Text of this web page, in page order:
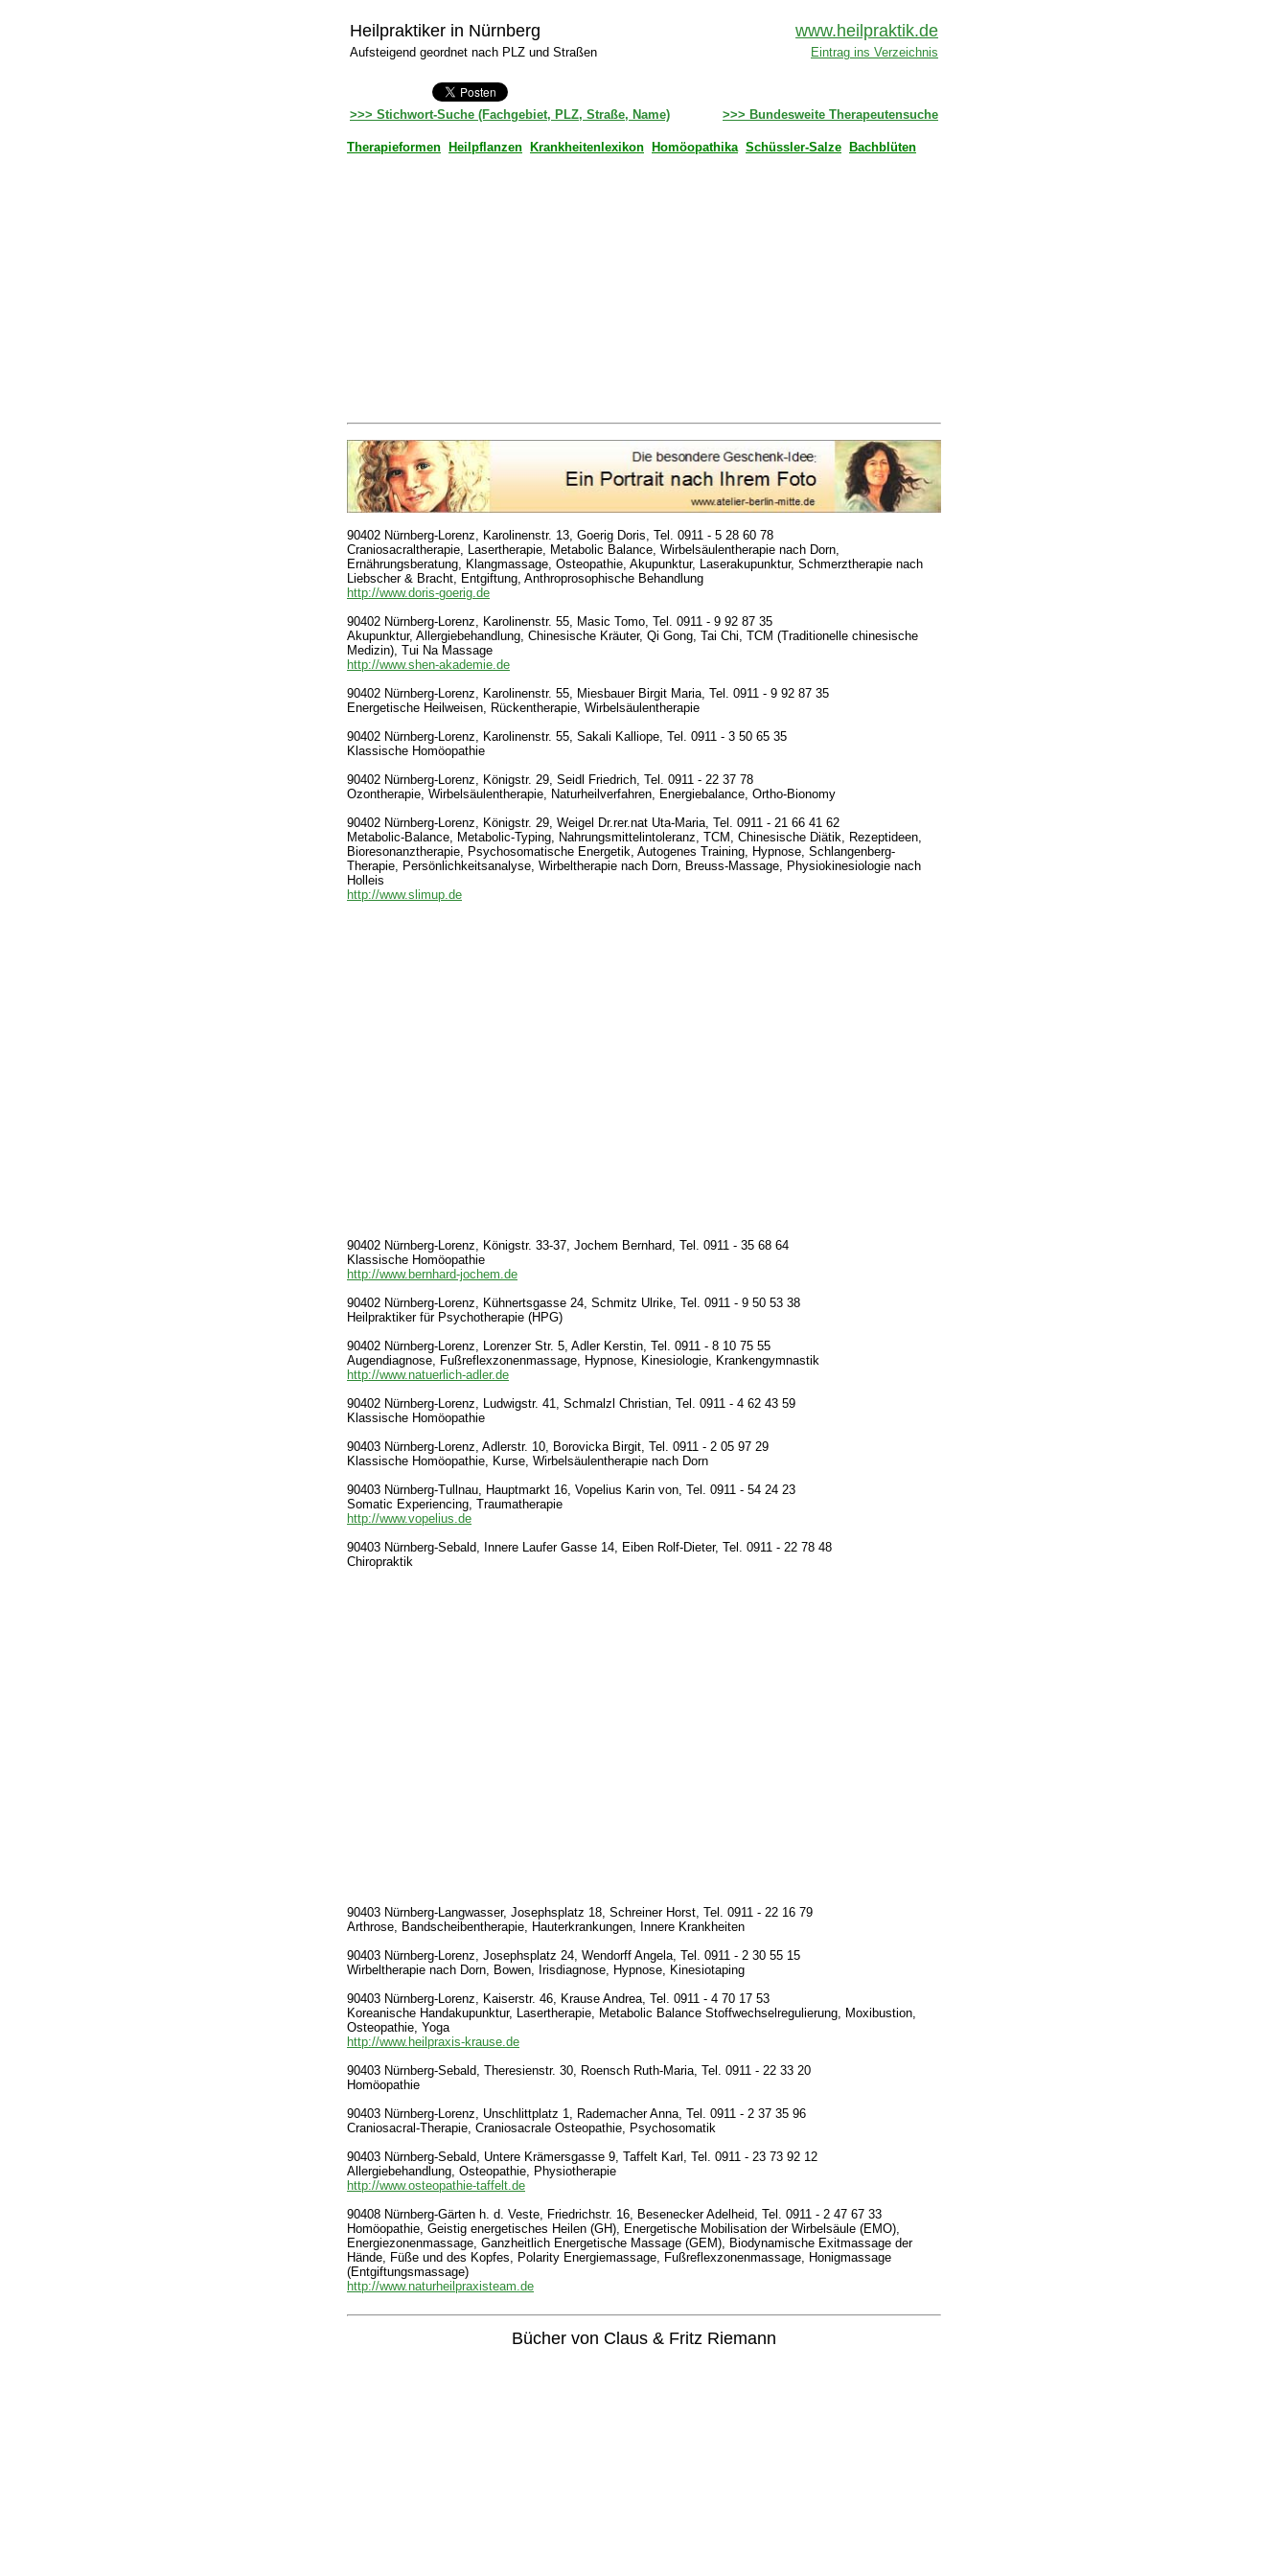
Heilpraktiker in Nürnberg www.heilpraktik.de
Aufsteigend geordnet nach PLZ und Straßen Eintrag ins Verzeichnis
>>> Stichwort-Suche (Fachgebiet, PLZ, Straße, Name) >>> Bundesweite Therapeutensuche
Therapieformen Heilpflanzen Krankheitenlexikon Homöopathika Schüssler-Salze Bachblüten
90402 Nürnberg-Lorenz, Karolinenstr. 13, Goerig Doris, Tel. 0911 - 5 28 60 78
Craniosacraltherapie, Lasertherapie, Metabolic Balance, Wirbelsäulentherapie nach Dorn,
Ernährungsberatung, Klangmassage, Osteopathie, Akupunktur, Laserakupunktur, Schmerztherapie nach
Liebscher & Bracht, Entgiftung, Anthroprosophische Behandlung
http://www.doris-goerig.de
90402 Nürnberg-Lorenz, Karolinenstr. 55, Masic Tomo, Tel. 0911 - 9 92 87 35
Akupunktur, Allergiebehandlung, Chinesische Kräuter, Qi Gong, Tai Chi, TCM (Traditionelle chinesische
Medizin), Tui Na Massage
http://www.shen-akademie.de
90402 Nürnberg-Lorenz, Karolinenstr. 55, Miesbauer Birgit Maria, Tel. 0911 - 9 92 87 35
Energetische Heilweisen, Rückentherapie, Wirbelsäulentherapie
90402 Nürnberg-Lorenz, Karolinenstr. 55, Sakali Kalliope, Tel. 0911 - 3 50 65 35
Klassische Homöopathie
90402 Nürnberg-Lorenz, Königstr. 29, Seidl Friedrich, Tel. 0911 - 22 37 78
Ozontherapie, Wirbelsäulentherapie, Naturheilverfahren, Energiebalance, Ortho-Bionomy
90402 Nürnberg-Lorenz, Königstr. 29, Weigel Dr.rer.nat Uta-Maria, Tel. 0911 - 21 66 41 62
Metabolic-Balance, Metabolic-Typing, Nahrungsmittelintoleranz, TCM, Chinesische Diätik, Rezeptideen,
Bioresonanztherapie, Psychosomatische Energetik, Autogenes Training, Hypnose, Schlangenberg-
Therapie, Persönlichkeitsanalyse, Wirbeltherapie nach Dorn, Breuss-Massage, Physiokinesiologie nach
Holleis
http://www.slimup.de
90402 Nürnberg-Lorenz, Königstr. 33-37, Jochem Bernhard, Tel. 0911 - 35 68 64
Klassische Homöopathie
http://www.bernhard-jochem.de
90402 Nürnberg-Lorenz, Kühnertsgasse 24, Schmitz Ulrike, Tel. 0911 - 9 50 53 38
Heilpraktiker für Psychotherapie (HPG)
90402 Nürnberg-Lorenz, Lorenzer Str. 5, Adler Kerstin, Tel. 0911 - 8 10 75 55
Augendiagnose, Fußreflexzonenmassage, Hypnose, Kinesiologie, Krankengymnastik
http://www.natuerlich-adler.de
90402 Nürnberg-Lorenz, Ludwigstr. 41, Schmalzl Christian, Tel. 0911 - 4 62 43 59
Klassische Homöopathie
90403 Nürnberg-Lorenz, Adlerstr. 10, Borovicka Birgit, Tel. 0911 - 2 05 97 29
Klassische Homöopathie, Kurse, Wirbelsäulentherapie nach Dorn
90403 Nürnberg-Tullnau, Hauptmarkt 16, Vopelius Karin von, Tel. 0911 - 54 24 23
Somatic Experiencing, Traumatherapie
http://www.vopelius.de
90403 Nürnberg-Sebald, Innere Laufer Gasse 14, Eiben Rolf-Dieter, Tel. 0911 - 22 78 48
Chiropraktik
90403 Nürnberg-Langwasser, Josephsplatz 18, Schreiner Horst, Tel. 0911 - 22 16 79
Arthrose, Bandscheibentherapie, Hauterkrankungen, Innere Krankheiten
90403 Nürnberg-Lorenz, Josephsplatz 24, Wendorff Angela, Tel. 0911 - 2 30 55 15
Wirbeltherapie nach Dorn, Bowen, Irisdiagnose, Hypnose, Kinesiotaping
90403 Nürnberg-Lorenz, Kaiserstr. 46, Krause Andrea, Tel. 0911 - 4 70 17 53
Koreanische Handakupunktur, Lasertherapie, Metabolic Balance Stoffwechselregulierung, Moxibustion,
Osteopathie, Yoga
http://www.heilpraxis-krause.de
90403 Nürnberg-Sebald, Theresienstr. 30, Roensch Ruth-Maria, Tel. 0911 - 22 33 20
Homöopathie
90403 Nürnberg-Lorenz, Unschlittplatz 1, Rademacher Anna, Tel. 0911 - 2 37 35 96
Craniosacral-Therapie, Craniosacrale Osteopathie, Psychosomatik
90403 Nürnberg-Sebald, Untere Krämersgasse 9, Taffelt Karl, Tel. 0911 - 23 73 92 12
Allergiebehandlung, Osteopathie, Physiotherapie
http://www.osteopathie-taffelt.de
90408 Nürnberg-Gärten h. d. Veste, Friedrichstr. 16, Besenecker Adelheid, Tel. 0911 - 2 47 67 33
Homöopathie, Geistig energetisches Heilen (GH), Energetische Mobilisation der Wirbelsäule (EMO),
Energiezonenmassage, Ganzheitlich Energetische Massage (GEM), Biodynamische Exitmassage der
Hände, Füße und des Kopfes, Polarity Energiemassage, Fußreflexzonenmassage, Honigmassage
(Entgiftungsmassage)
http://www.naturheilpraxisteam.de
Bücher von Claus & Fritz Riemann